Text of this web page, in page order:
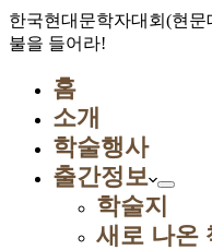
한국현대문학자대회(현
불을 들어라!
홈
소개
학술행사
출간정보
학술지
새로 나온